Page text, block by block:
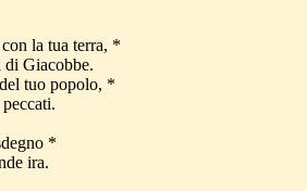
la tua terra, *
Giacobbe.
tuo popolo, *
*
ira.